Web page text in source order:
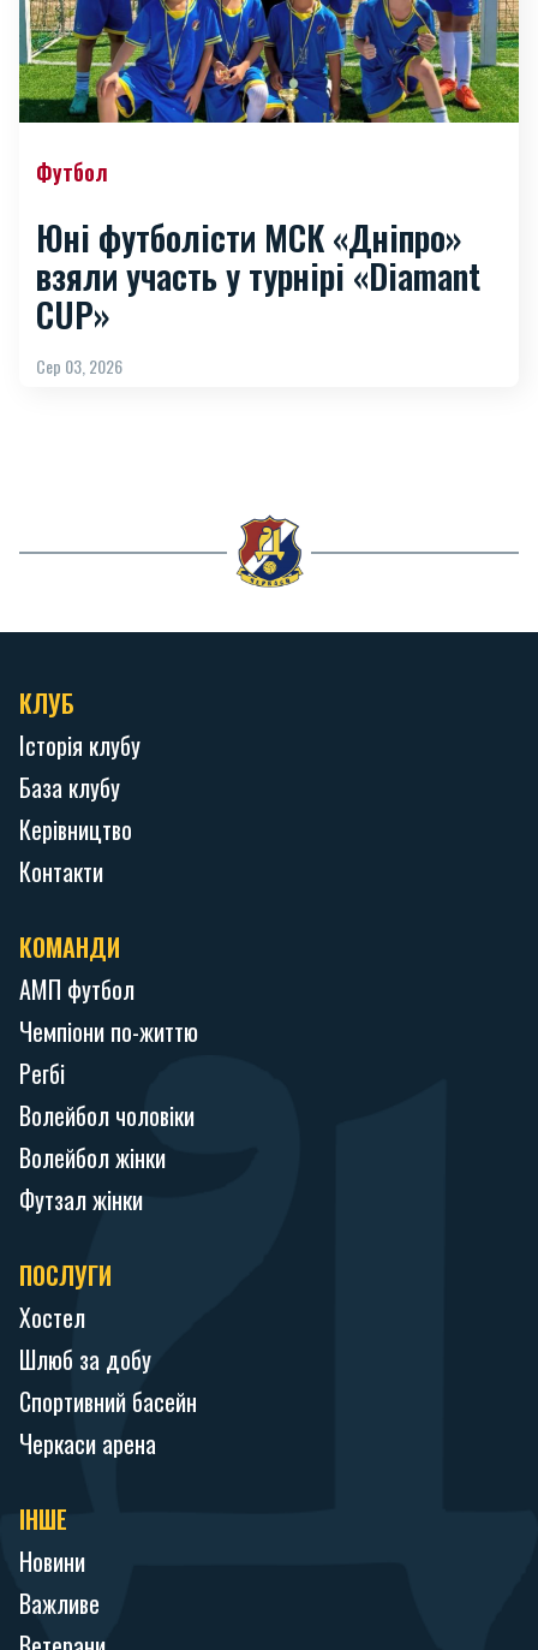
Футбол
Юні футболісти МСК «Дніпро»
взяли участь у турнірі «Diamant
CUP»
Сер 03, 2026
КЛУБ
Історія клубу
База клубу
Керівництво
Контакти
КОМАНДИ
АМП футбол
Чемпіони по-життю
Регбі
Волейбол чоловіки
Волейбол жінки
Футзал жінки
ПОСЛУГИ
Хостел
Шлюб за добу
Спортивний басейн
Черкаси арена
ІНШЕ
Новини
Важливе